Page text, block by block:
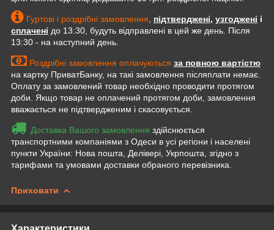
Гуртові і роздрібні замовлення підтверджені, узгоджені і
сплачені до 13:30, будуть відправлені в цей же день. Після
13:30 - на наступний день.
Роздрібні замовлення оплачуються за повною вартістю
на картку ПриватБанку, на такі замовлення післяплати немає.
Оплату за замовлений товар необхідно проводити протягом
доби. Якщо товар не оплачений протягом доби, замовлення
вважається не підтвердженим і скасовується.
Доставка Вашого замовлення здійснюється
транспортними компаніями з Одеси в усі регіони і населені
пункти України: Нова пошта, Делівері, Укрпошта, згідно з
тарифами та умовами доставки обраного перевізника.
Приховати